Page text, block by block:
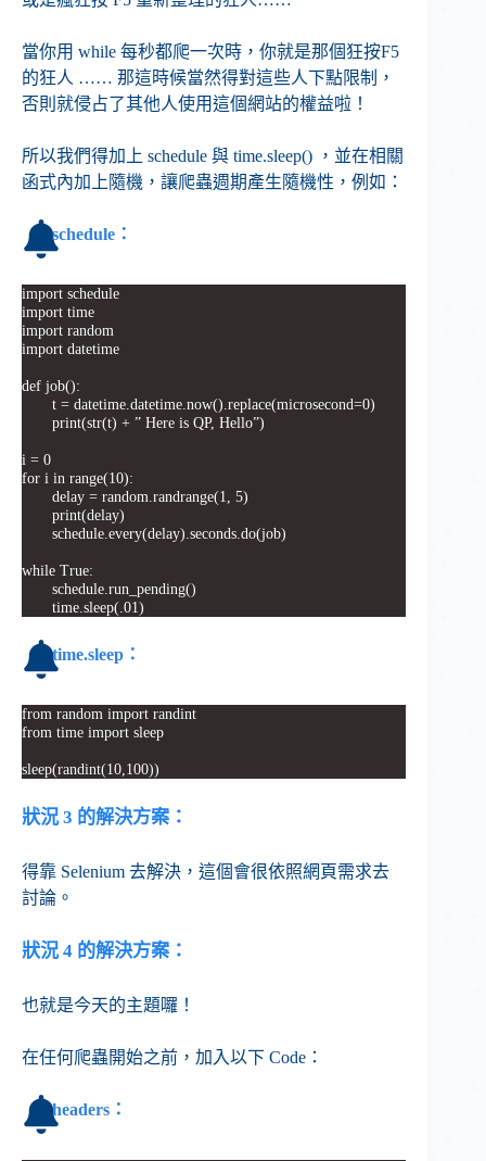
當你用 while 每秒都爬一次時，你就是那個狂按F5
的狂人 …… 那這時候當然得對這些人下點限制，
否則就侵占了其他人使用這個網站的權益啦！
所以我們得加上 schedule 與 time.sleep() ，並在相關
函式內加上隨機，讓爬蟲週期產生隨機性，例如：
schedule：
import schedule
import time
import random
import datetime
def job():
t = datetime.datetime.now().replace(microsecond=0)
print(str(t) + ” Here is QP, Hello”)
i = 0
for i in range(10):
delay = random.randrange(1, 5)
print(delay)
schedule.every(delay).seconds.do(job)
while True:
schedule.run_pending()
time.sleep(.01)
time.sleep ：
from random import randint
from time import sleep
sleep(randint(10,100))
狀況 3 的解決方案：
得靠 Selenium 去解決，這個會很依照網頁需求去
討論。
狀況 4 的解決方案：
也就是今天的主題囉！
在任何爬蟲開始之前，加入以下 Code：
headers：